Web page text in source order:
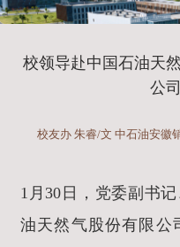
校领导赴中国石油天
公
校友办 朱睿/文 中石油安徽
1月30日，党委副书
油天然气股份有限公